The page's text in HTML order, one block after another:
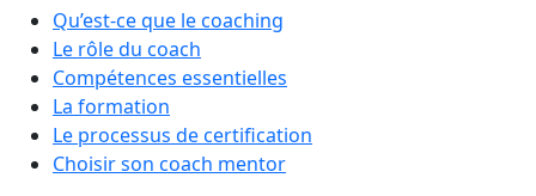
Qu’est-ce que le coaching
Le rôle du coach
Compétences essentielles
La formation
Le processus de certification
Choisir son coach mentor